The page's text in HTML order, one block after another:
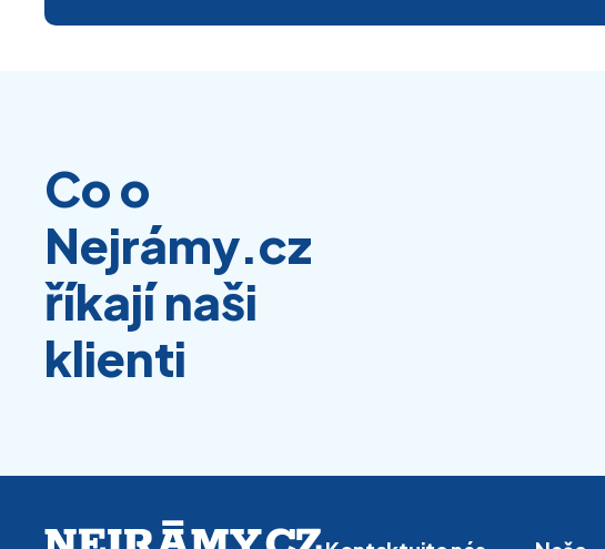
Co o
Nejrámy.cz
říkají naši
klienti